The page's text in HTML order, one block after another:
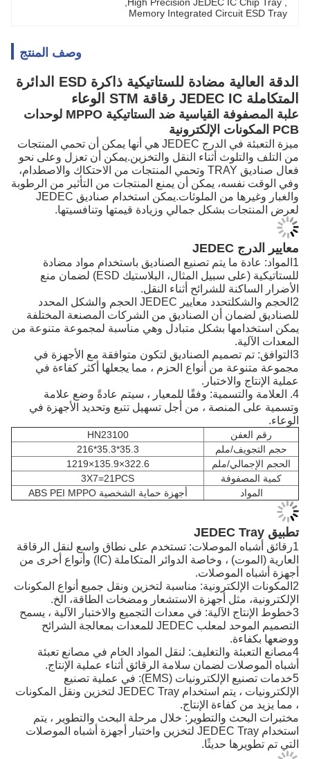
Memory Integrated Circuit ESD Tray
وصف المنتج
الدقة العالية مضادة للستاتيكية ذاكرة ESD الدائرة
المتكاملة JEDEC IC رقاقة STM الوعاء
علبة المصفوفة القياسية ضد الستاتيكية MPPO لوحدات
PCB المكونات الإلكترونية
ميزة التعبئة في الدرج JEDEC هي أنها يمكن أن تحمي المنتجات
من التلف والتلوث أثناء النقل والتخزين.يمكن أن تعزل وعلى نحو
فعال صناديق TRAY وتحمي المنتجات من الاحتكاك والاصطدام،
وفي الوقت نفسه، يمكن أن يمنع المنتجات من التأثير من الرطوبة
والغبار وغيرها من الملوثات.يمكن استخدام صناديق JEDEC
لعرض المنتجات بشكل جمالي وزيادة قيمتها وتنافسيتها.
معايير الدرج JEDEC
1المواد: عادة ما يتم تصنيع الصناديق باستخدام مواد مضادة
للستاتيكية (على سبيل المثال، البلاستيك ESD) لضمان منع
الأضرار الساكنة للشرائح أثناء النقل.
2الحجم والشكلتحدد معايير JEDEC الحجم والشكل المحدد
للصناديق لضمان أن الصناديق من الشركات المصنعة المختلفة
يمكن استخدامها بشكل متبادل وهي مناسبة لمجموعة متنوعة من
المعدات الآلية.
3التوافق: تم تصميم الصناديق لتكون متوافقة مع الأجهزة في
مجموعة متنوعة من أنواع الحزم ، مما يجعلها أكثر كفاءة في
عملية الإنتاج والاختبار.
4. العلامة والتسمية: وفقًا للمعيار ، سيتم عادةً وضع علامة
وتسمية على المنصة ، من أجل تسهيل تتبع وتحديد الأجهزة في
الوعاء.
رقم العفن
HN23100
حجم التجويف/ملم
35.3*35.3*216
الحجم الإجمالي/ملم
322.6×135.9×1219
كمية المصفوفة
3X7=21PCS
المواد
أجهزة حماية الشخصية ABS PEI MPPO
تطبيق JEDEC Tray
1رقائق أشباه الموصلات: تستخدم على نطاق واسع لنقل الرقاقة
العارية (الموت) ، وخاصة الدوائر المتكاملة (IC) وأنواع أخرى من
أجهزة أشباه الموصلات.
2المكونات الإلكترونية: مناسبة لتخزين ونقل جميع أنواع المكونات
الإلكترونية، مثل أجهزة الاستشعار ومضخات الطاقة، الخ.
3خطوط الإنتاج الآلية: في معدات التجميع والاختبار الآلية ، يسمح
التصميم الموحد لمعلب JEDEC للمعدات بمعالجة الشرائح
ووضعها بكفاءة.
4مصانع التعبئة والتغليف: لنقل المواد الخام في مصانع تعبئة
أشباه الموصلات لضمان سلامة الرقائق أثناء عملية الإنتاج.
5خدمات تصنيع الإلكترونيات (EMS): في عملية تصنيع
الإلكترونيات ، يتم استخدام JEDEC Tray لتخزين ونقل المكونات
، مما يزيد من كفاءة الإنتاج.
مختبرات البحث والتطوير: خلال مرحلة البحث والتطوير ، يتم
استخدام JEDEC Tray لتخزين واختبار أجهزة أشباه الموصلات
التي تم تطويرها حديثًا.